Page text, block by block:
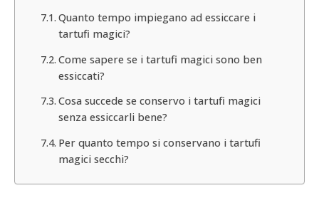
Quanto tempo impiegano ad essiccare i
tartufi magici?
Come sapere se i tartufi magici sono ben
essiccati?
Cosa succede se conservo i tartufi magici
senza essiccarli bene?
Per quanto tempo si conservano i tartufi
magici secchi?